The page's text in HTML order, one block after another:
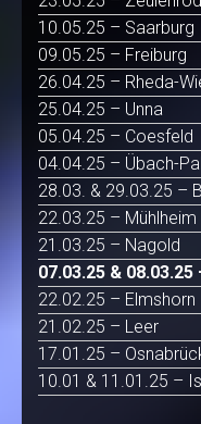
10.05.25 – Saarburg
09.05.25 – Freiburg
26.04.25 – Rheda-
25.04.25 – Unna
05.04.25 – Coesfeld
04.04.25 – Übach-
28.03. & 29.03.25 –
22.03.25 – Mühlheim
21.03.25 – Nagold
07.03.25 & 08.03.25
22.02.25 – Elmshorn
21.02.25 – Leer
17.01.25 –
10.01 & 11.01.25 –